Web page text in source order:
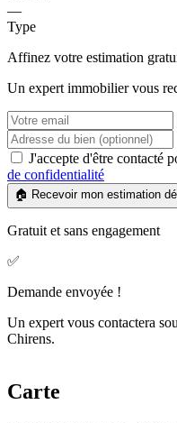
—
Type
Affinez votre estimation
Un expert immobilier vous
J'accepte d'être contacté
de confidentialité
🏠 Recevoir mon estimation
Gratuit et sans engagement
✅
Demande envoyée !
Un expert vous contactera
Chirens.
Carte